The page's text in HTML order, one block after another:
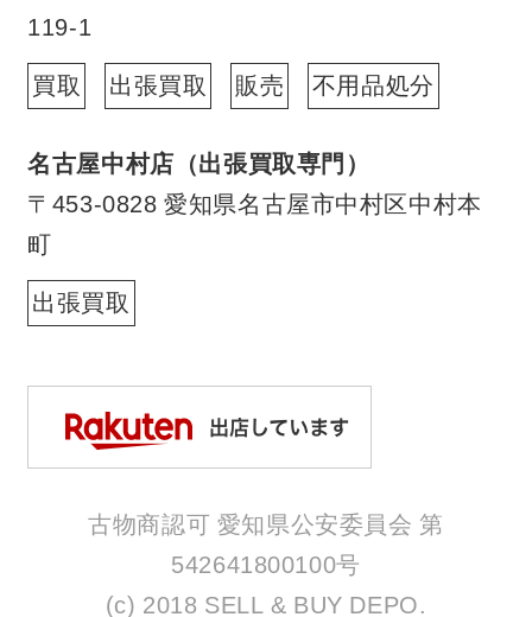
119-1
買取 出張買取 販売 不用品処分
名古屋中村店（出張買取専門）
〒453-0828 愛知県名古屋市中村区中村本
町
出張買取
古物商認可 愛知県公安委員会 第
542641800100号
(c) 2018 SELL & BUY DEPO.